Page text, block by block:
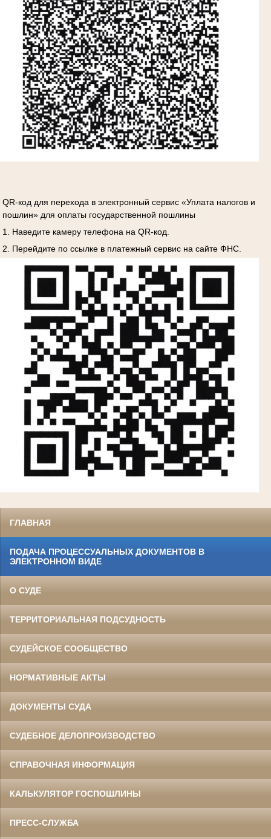
QR-код для перехода в электронный сервис «Уплата налогов и
пошлин» для оплаты государственной пошлины
1. Наведите камеру телефона на QR-код.
2. Перейдите по ссылке в платежный сервис на сайте ФНС.
ГЛАВНАЯ
ПОДАЧА ПРОЦЕССУАЛЬНЫХ ДОКУМЕНТОВ В
ЭЛЕКТРОННОМ ВИДЕ
О СУДЕ
ТЕРРИТОРИАЛЬНАЯ ПОДСУДНОСТЬ
СУДЕЙСКОЕ СООБЩЕСТВО
НОРМАТИВНЫЕ АКТЫ
ДОКУМЕНТЫ СУДА
СУДЕБНОЕ ДЕЛОПРОИЗВОДСТВО
СПРАВОЧНАЯ ИНФОРМАЦИЯ
КАЛЬКУЛЯТОР ГОСПОШЛИНЫ
ПРЕСС-СЛУЖБА